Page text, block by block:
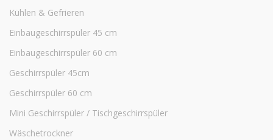
Kühlen & Gefrieren
Einbaugeschirrspüler 45 cm
Einbaugeschirrspüler 60 cm
Geschirrspüler 45cm
Geschirrspüler 60 cm
Mini Geschirrspüler / Tischgeschirrspüler
Wäschetrockner